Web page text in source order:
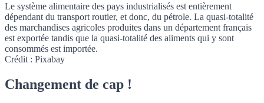
Le système alimentaire des pays industrialisés est entièrement
dépendant du transport routier, et donc, du pétrole. La quasi-totalité
des marchandises agricoles produites dans un département français
est exportée tandis que la quasi-totalité des aliments qui y sont
consommés est importée.
Crédit : Pixabay
Changement de cap !